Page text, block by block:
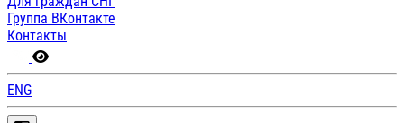
Группа ВКонтакте
Контакты
ENG